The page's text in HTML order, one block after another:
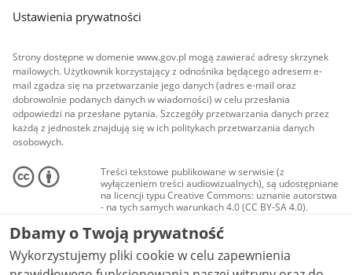
Ustawienia prywatności
Strony dostępne w domenie www.gov.pl mogą zawierać adresy skrzynek
mailowych. Użytkownik korzystający z odnośnika będącego adresem e-
mail zgadza się na przetwarzanie jego danych (adres e-mail oraz
dobrowolnie podanych danych w wiadomości) w celu przesłania
odpowiedzi na przesłane pytania. Szczegóły przetwarzania danych przez
każdą z jednostek znajdują się w ich politykach przetwarzania danych
osobowych.
Treści tekstowe publikowane w serwisie (z
wyłączeniem treści audiowizualnych), są udostępniane
na licencji typu Creative Commons: uznanie autorstwa
- na tych samych warunkach 4.0 (CC BY-SA 4.0).
Materiały audiowizualne, w tym zdjęcia, materiały
audio i wideo, są udostępniane na licencji typu
Creative Commons: uznanie autorstwa użycie
niekomercyjne - bez utworów zależnych 4.0 (CC BY-
NC-ND 4.0), o ile nie jest to stwierdzone inaczej.
Dbamy o Twoją prywatność
Wykorzystujemy pliki cookie w celu zapewnienia